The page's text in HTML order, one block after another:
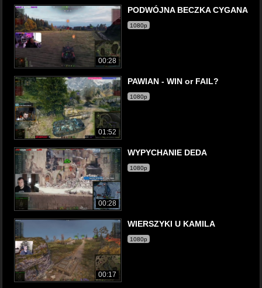
00:28
PODWÓJNA BECZKA CYGANA
1080p
01:52
PAWIAN - WIN or FAIL?
1080p
00:28
WYPYCHANIE DEDA
1080p
00:17
WIERSZYKI U KAMILA
1080p